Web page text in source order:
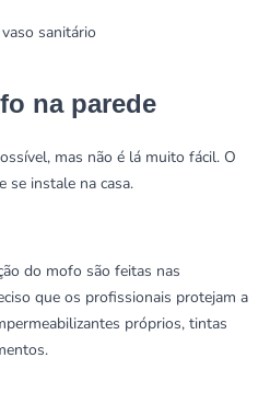
sanitário
na parede
mas não é lá muito fácil. O
se instale na casa.
do mofo são feitas nas
que os profissionais protejam a
próprios, tintas